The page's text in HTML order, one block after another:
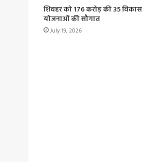
शिवहर को 176 करोड़ की 35 विकास
योजनाओं की सौगात
July 19, 2026